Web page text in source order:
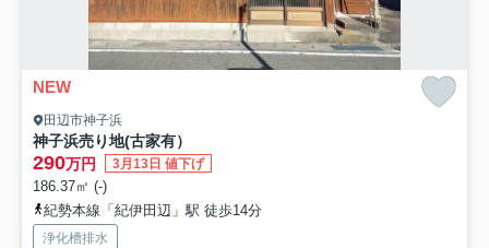
NEW
田辺市神子浜
神子浜売り地(古家有）
290万円 3月13日 値下げ
186.37㎡ (-)
紀勢本線「紀伊田辺」駅 徒歩14分
浄化槽排水